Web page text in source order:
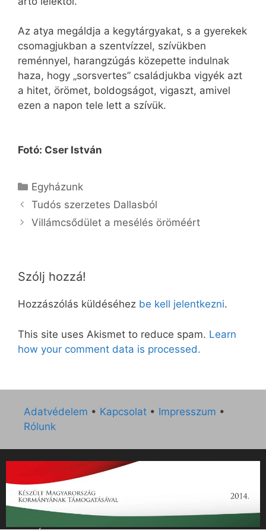
Az atya megáldja a kegytárgyakat, s a gyerekek
csomagjukban a szentvízzel, szívükben
reménnyel, harangzúgás közepette indulnak
haza, hogy „sorsvertes” családjukba vigyék azt
a hitet, örömet, boldogságot, vigaszt, amivel
ezen a napon tele lett a szívük.
Fotó: Cser István
Kategória
Egyházunk
Tudós szerzetes Dallasból
Villámcsődület a mesélés öröméért
Szólj hozzá!
Hozzászólás küldéséhez be kell jelentkezni.
This site uses Akismet to reduce spam. Learn
how your comment data is processed.
Adatvédelem • Kapcsolat • Impresszum •
Rólunk